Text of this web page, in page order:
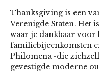
Thanksgiving is een
Verenigde Staten. Het
waar je dankbaar voor
familiebijeenkomsten
Philomena -die
gevestigde moderne